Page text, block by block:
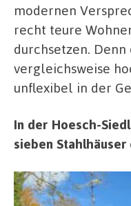
modernen
recht teure
durchsetzen.
vergleichsweise
unflexibel in der
In der Hoesch-
sieben